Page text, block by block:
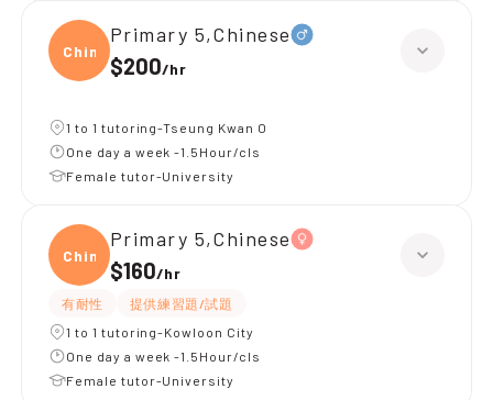
Chine
Primary 5,Chinese
$200/hr
1 to 1 tutoring-Tseung Kwan O
One day a week -1.5Hour/cls
Female tutor-University
Chine
Primary 5,Chinese
$160/hr
有耐性
提供練習題/試題
1 to 1 tutoring-Kowloon City
One day a week -1.5Hour/cls
Female tutor-University